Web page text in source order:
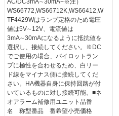
AC/DC3mA∼30mA−※注）
WS66772,WS66712K,WS66412,W
TF4429Wはランプ定格のため電圧
値は5V∼12V、電流値は
3mA∼30mAになるように抵抗値を
選択し、接続してください。※DC
でご使用の場合、パイロットラン
プに極性を合わせるため、白リー
ド線をマイナス側に接続してくだ
さい。HA機器自身に保持回路が付
いているものに対し接続可能。■ネ
オアラーム補修用ユニット品番
名 称型番品 番希望小売価格